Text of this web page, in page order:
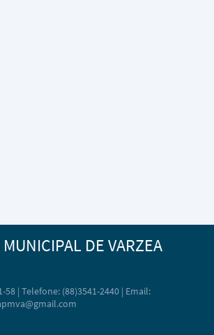
DE VARZEA
58 | Telefone: (88)3541-2440 | Email: